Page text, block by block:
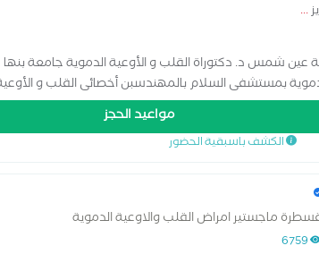
...
عين شمس د. دكتوراة القلب و الأوعية الدموية جامعة
بمستشفى السلام بالمهندسبن أخصائى القلب و
مواعيد الحجز
الكشف باسبقية الحضور
ماجستير امراض القلب والاوعية الدموية
6759